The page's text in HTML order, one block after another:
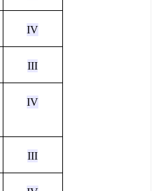
IV
III
IV
III